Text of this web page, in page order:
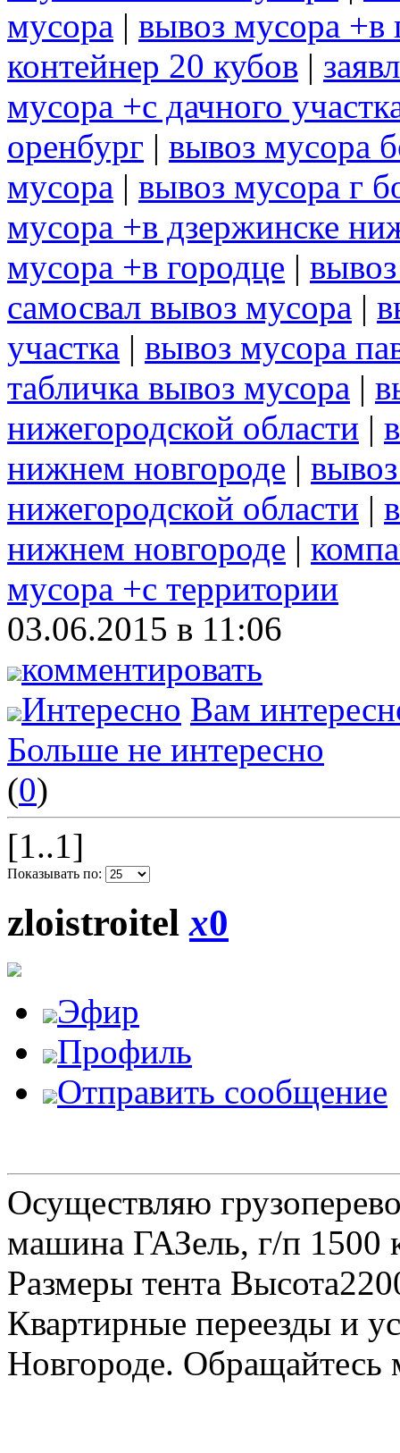
мусора | вывоз мусора +в
контейнер 20 кубов |
мусора +с дачного
оренбург | вывоз мусора
мусора | вывоз мусора г
мусора +в дзержинске
мусора +в городце |
самосвал вывоз мусора |
участка | вывоз мусора
табличка вывоз мусора |
нижегородской области |
нижнем новгороде |
нижегородской области |
нижнем новгороде |
мусора +с территории
03.06.2015 в 11:06
комментировать
Интересно Вам
Больше не интересно
(0)
[1..1]
Показывать по:
zloistroitelx0
Эфир
Профиль
Отправить сообщение
Осуществляю
машина ГАЗель, г/п 1500
Размеры тента
Квартирные переезды и
Новгороде.